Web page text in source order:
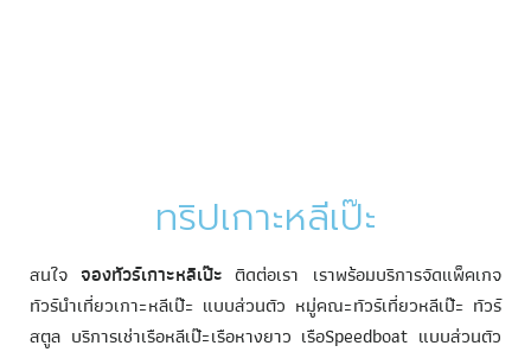
ทริปเกาะหลีเป๊ะ
สนใจ จองทัวร์เกาะหลีเป๊ะ ติดต่อเรา เราพร้อมบริการจัดแพ็คเกจ
ทัวร์นำเที่ยวเกาะหลีเป๊ะ แบบส่วนตัว หมู่คณะทัวร์เที่ยวหลีเป๊ะ ทัวร์
สตูล บริการเช่าเรือหลีเป๊ะเรือหางยาว เรือSpeedboat แบบส่วนตัว